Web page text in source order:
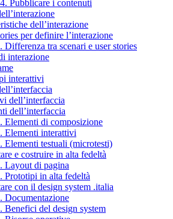
Pubblicare i contenuti
dell’interazione
per definire l’interazione
Differenza tra scenari e user stories
interazione
interattivi
dell’interfaccia
dell’interfaccia
Elementi di composizione
Elementi interattivi
Elementi testuali (microtesti)
e costruire in alta fedeltà
Layout di pagina
Prototipi in alta fedeltà
con il design system .italia
Documentazione
Benefici del design system